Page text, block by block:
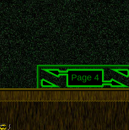
Page 4